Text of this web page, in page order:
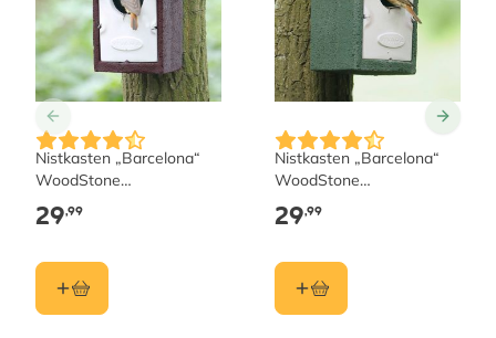
Nistkasten „Barcelona“
WoodStone
Halbhöhlenbrüter Braun
29,99
Nistkasten „Barcelona“
WoodStone
Halbhöhlenbrüter Grün
29,99